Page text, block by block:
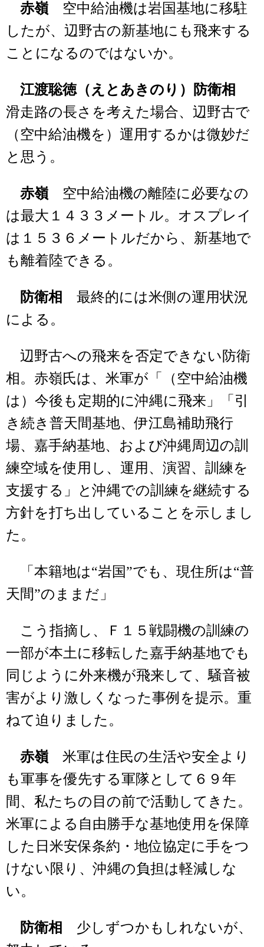
赤嶺 空中給油機は岩国基地に移駐
したが、辺野古の新基地にも飛来する
ことになるのではないか。
江渡聡徳（えとあきのり）防衛相
滑走路の長さを考えた場合、辺野古で
（空中給油機を）運用するかは微妙だ
と思う。
赤嶺 空中給油機の離陸に必要なの
は最大１４３３メートル。オスプレイ
は１５３６メートルだから、新基地で
も離着陸できる。
防衛相
最終的には米側の運用状況
による。
辺野古への飛来を否定できない防衛
相。赤嶺氏は、米軍が「（空中給油機
は）今後も定期的に沖縄に飛来」「引
き続き普天間基地、伊江島補助飛行
場、嘉手納基地、および沖縄周辺の訓
練空域を使用し、運用、演習、訓練を
支援する」と沖縄での訓練を継続する
方針を打ち出していることを示しまし
た。
「本籍地は“岩国”でも、現住所は“普
天間”のままだ」
こう指摘し、Ｆ１５戦闘機の訓練の
一部が本土に移転した嘉手納基地でも
同じように外来機が飛来して、騒音被
害がより激しくなった事例を提示。重
ねて迫りました。
赤嶺 米軍は住民の生活や安全より
も軍事を優先する軍隊として６９年
間、私たちの目の前で活動してきた。
米軍による自由勝手な基地使用を保障
した日米安保条約・地位協定に手をつ
けない限り、沖縄の負担は軽減しな
い。
防衛相
少しずつかもしれないが、